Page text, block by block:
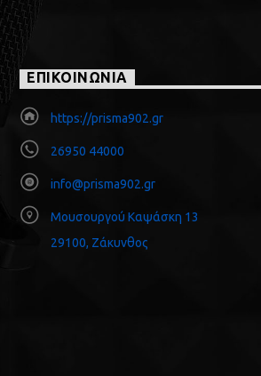
ΕΠΙΚΟΙΝΩΝΙΑ
https://prisma902.gr
26950 44000
info@prisma902.gr
Μουσουργού Καψάσκη 13
29100, Ζάκυνθος